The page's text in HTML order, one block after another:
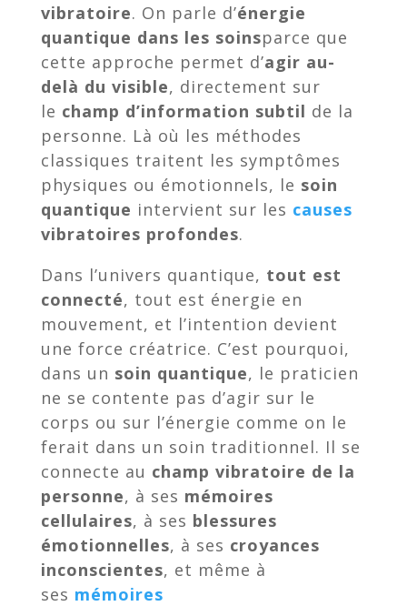
vibratoire. On parle d’énergie
quantique dans les soinsparce que
cette approche permet d’agir au-
delà du visible, directement sur
le champ d’information subtil de la
personne. Là où les méthodes
classiques traitent les symptômes
physiques ou émotionnels, le soin
quantique intervient sur les causes
vibratoires profondes.
Dans l’univers quantique, tout est
connecté, tout est énergie en
mouvement, et l’intention devient
une force créatrice. C’est pourquoi,
dans un soin quantique, le praticien
ne se contente pas d’agir sur le
corps ou sur l’énergie comme on le
ferait dans un soin traditionnel. Il se
connecte au champ vibratoire de la
personne, à ses mémoires
cellulaires, à ses blessures
émotionnelles, à ses croyances
inconscientes, et même à
ses mémoires